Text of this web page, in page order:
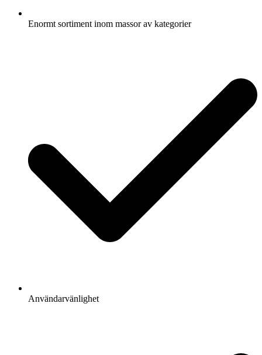
Enormt sortiment inom massor av kategorier
Användarvänlighet